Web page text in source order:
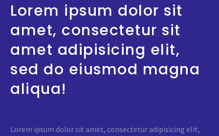
Lorem ipsum dolor sit
amet, consectetur sit
amet adipisicing elit,
sed do eiusmod magna
aliqua!
Lorem ipsum dolor sit amet, consectetur adipisicing elit,